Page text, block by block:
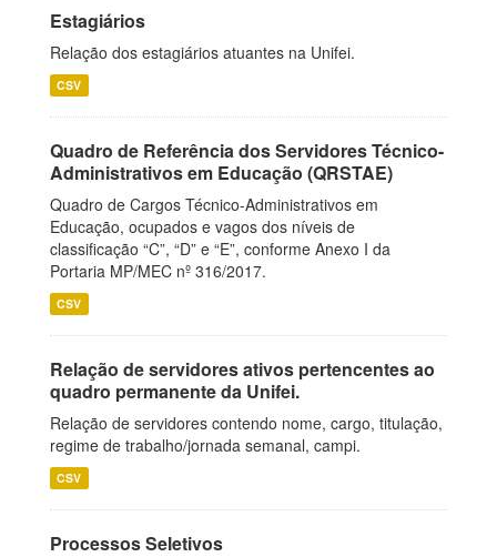
Estagiários
Relação dos estagiários atuantes na Unifei.
CSV
Quadro de Referência dos Servidores Técnico-
Administrativos em Educação (QRSTAE)
Quadro de Cargos Técnico-Administrativos em
Educação, ocupados e vagos dos níveis de
classificação “C”, “D” e “E”, conforme Anexo I da
Portaria MP/MEC nº 316/2017.
CSV
Relação de servidores ativos pertencentes ao
quadro permanente da Unifei.
Relação de servidores contendo nome, cargo, titulação,
regime de trabalho/jornada semanal, campi.
CSV
Processos Seletivos